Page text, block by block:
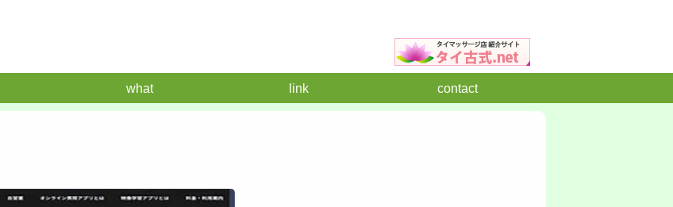
what link contact